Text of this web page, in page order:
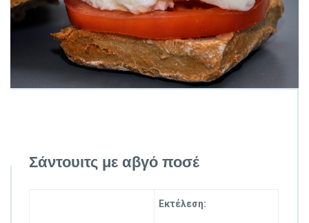
Σάντουιτς με αβγό ποσέ
Εκτέλεση: